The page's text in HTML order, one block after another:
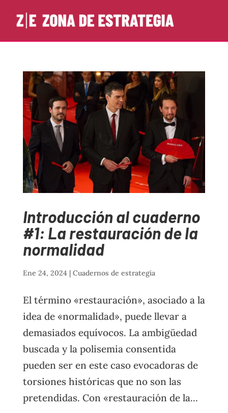
Introducción al cuaderno
#1: La restauración de la
normalidad
Ene 24, 2024 | Cuadernos de estrategia
El término «restauración», asociado a la
idea de «normalidad», puede llevar a
demasiados equívocos. La ambigüedad
buscada y la polisemia consentida
pueden ser en este caso evocadoras de
torsiones históricas que no son las
pretendidas. Con «restauración de la...